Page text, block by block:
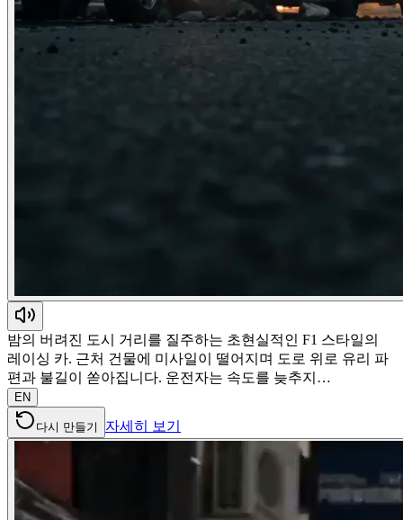
밤의 버려진 도시 거리를 질주하는 초현실적인 F1 스타일의
레이싱 카. 근처 건물에 미사일이 떨어지며 도로 위로 유리 파
편과 불길이 쏟아집니다. 운전자는 속도를 늦추지…
EN
다시 만들기 자세히 보기